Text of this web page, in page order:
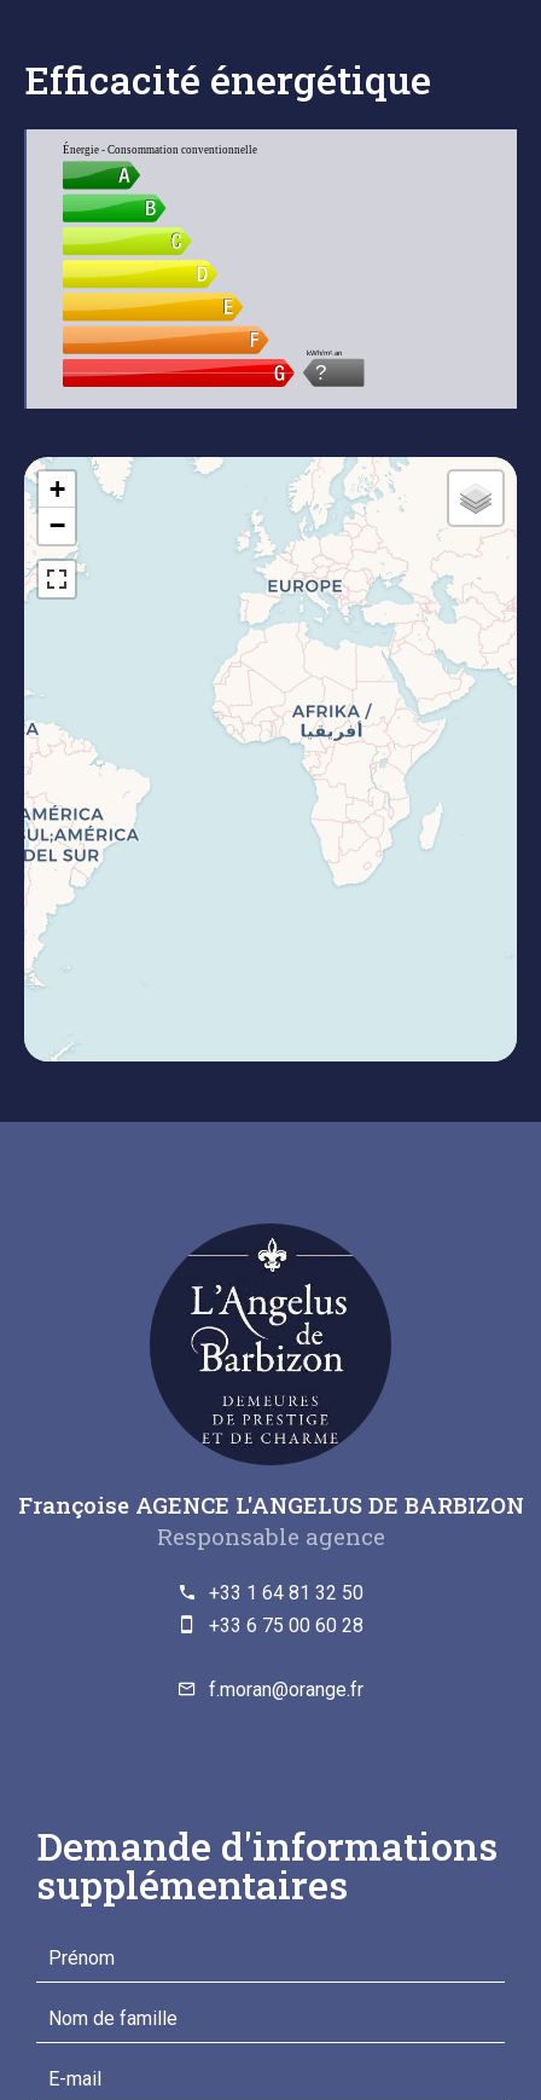
Efficacité énergétique
Énergie - Consommation conventionnelle
?
kWh/m².an
+
−
Françoise AGENCE L'ANGELUS DE BARBIZON
Responsable agence
+33 1 64 81 32 50
+33 6 75 00 60 28
f.moran@orange.fr
Demande d'informations
supplémentaires